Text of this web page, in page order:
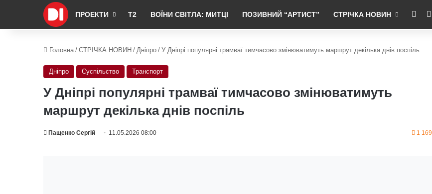
ПРОЕКТИ Т2 ВОЇНИ СВІТЛА: МИТЦІ ПОЗИВНИЙ “АРТИСТ” СТРІЧКА НОВИН RSS
Головна / СТРІЧКА НОВИН / Дніпро / У Дніпрі популярні трамваї тимчасово змінюватимуть маршрут декілька днів поспіль
Дніпро Суспільство Транспорт
У Дніпрі популярні трамваї тимчасово змінюватимуть
маршрут декілька днів поспіль
Пащенко Сергій 11.05.2026 08:00 1 169